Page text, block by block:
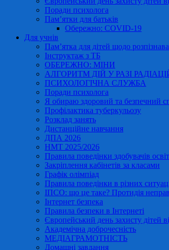
Поради психолога
Пам’ятки для батьків
Обережно: COVID-19
Для учнів
Пам’ятка для дітей щодо
Інструктаж з ТБ
ОБЕРЕЖНО: МІНИ
АЛГОРИТМ ДІЙ У РАЗІ
ПСИХОЛОГІЧНА СЛУЖБА
Поради психолога
Я обираю здоровий та безпечний
Профілактика туберкульозу
Розклад занять
Дистанційне навчання
ДПА 2026
НМТ 2025/2026
Правила поведінки здобувачів
Закріплення кабінетів за класами
Графік олімпіад
Правила поведінки в різних
ІПСО: що це таке? Протидія
Інтернет безпека
Правила безпеки в Інтернеті
Європейський день захисту дітей
Академічна доброчесність
МЕДІАГРАМОТНІСТЬ
Домашні завдання